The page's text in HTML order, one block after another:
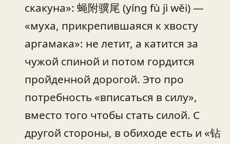
скакуна»: 蝇附骥尾 (yíng fù jì wěi) —
«муха, прикрепившаяся к хвосту
аргамака»: не летит, а катится за
чужой спиной и потом гордится
пройденной дорогой. Это про
потребность «вписаться в силу»,
вместо того чтобы стать силой. С
другой стороны, в обиходе есть и «钻